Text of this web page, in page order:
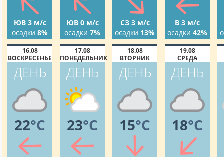
ЮВ 3 м/с
осадки 8%
ЮВ 0 м/с
осадки 7%
СЗ 3 м/с
осадки 13%
В 3 м/с
осадки 42%
16.08
ВОСКРЕСЕНЬЕ
ДЕНЬ
22°C
17.08
ПОНЕДЕЛЬНИК
ДЕНЬ
23°C
18.08
ВТОРНИК
ДЕНЬ
15°C
19.08
СРЕДА
ДЕНЬ
18°C